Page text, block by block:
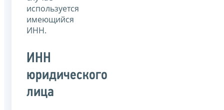
используется
имеющийся
ИНН.
ИНН
юридического
лица